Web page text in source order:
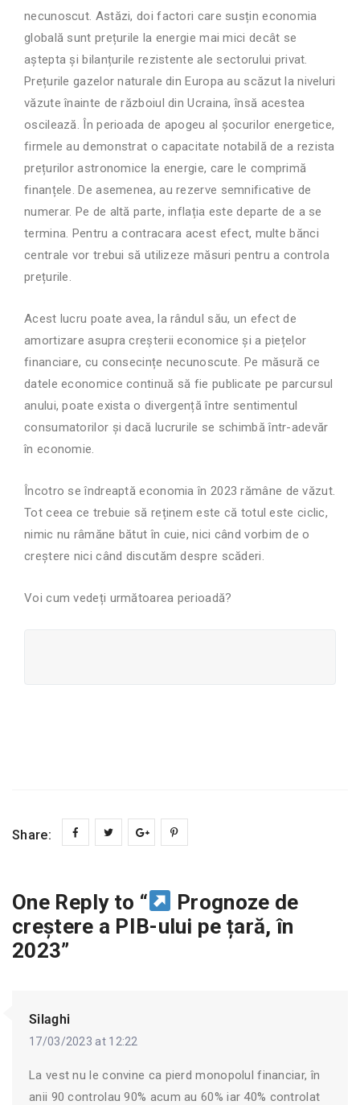
necunoscut. Astăzi, doi factori care susțin economia
globală sunt prețurile la energie mai mici decât se
aștepta și bilanțurile rezistente ale sectorului privat.
Prețurile gazelor naturale din Europa au scăzut la niveluri
văzute înainte de războiul din Ucraina,însă acestea
oscilează. În perioada de apogeu al șocurilor energetice,
firmele au demonstrat o capacitate notabilă de a rezista
prețurilor astronomice la energie, care le comprimă
finanțele. De asemenea, au rezerve semnificative de
numerar. Pe de altă parte, inflația este departe de a se
termina. Pentru a contracara acest efect, multe bănci
centrale vor trebui să utilizeze măsuri pentru a controla
prețurile.
Acest lucru poate avea, la rândul său, un efect de
amortizare asupra creșterii economice și a piețelor
financiare, cu consecințe necunoscute. Pe măsură ce
datele economice continuă să fie publicate pe parcursul
anului, poate exista o divergență între sentimentul
consumatorilor și dacă lucrurile se schimbă într-adevăr
în economie.
Încotro se îndreaptă economia în 2023rămâne de văzut.
Tot ceea ce trebuie să reținem este că totul este ciclic,
nimic nu râmăne bătut în cuie, nici când vorbim de o
creștere nici când discutăm despre scăderi.
Voi cum vedeți următoarea perioadă?
Share:
One Reply to “
Prognoze de
creștere a PIB-ului pe țară, în
2023”
Silaghi
17/03/2023 at 12:22
La vest nu le convine ca pierd monopolul financiar, în
anii 90 controlau 90% acum au 60% iar 40% controlat